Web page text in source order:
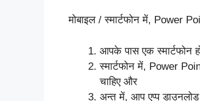
मोबाइल / स्मार्टफोन में, Power
आपके पास एक स्मार्टफोन
स्मार्टफोन में, Power
चाहिए और
अन्त में, आप एप्प